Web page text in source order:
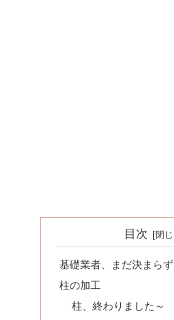
目次
基礎業者、まだ決まらず
柱の加工
柱、終わりました～